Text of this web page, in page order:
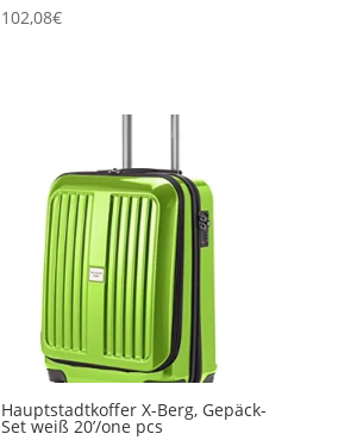
102,08€
Hauptstadtkoffer X-Berg, Gepäck-
Set weiß 20’/one pcs